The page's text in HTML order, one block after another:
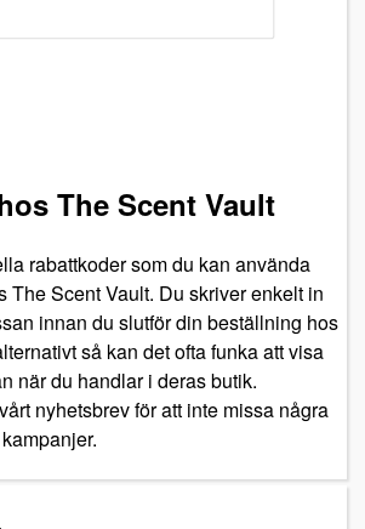
The Scent Vault
rabattkoder som du kan använda
The Scent Vault. Du skriver enkelt in
innan du slutför din beställning hos
så kan det ofta funka att visa
när du handlar i deras butik.
nyhetsbrev för att inte missa några